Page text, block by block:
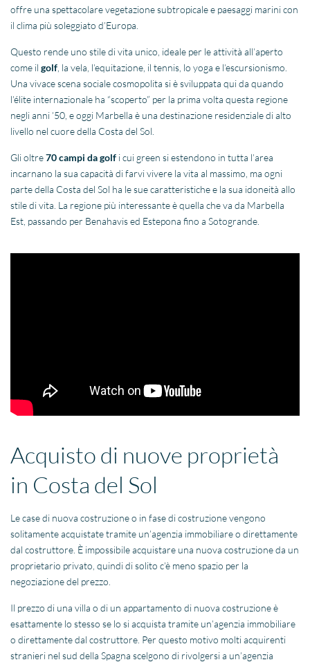
offre una spettacolare vegetazione subtropicale e paesaggi marini con
il clima più soleggiato d’Europa.
Questo rende uno stile di vita unico, ideale per le attività all’aperto
come ilgolf , la vela, l’equitazione, il tennis, lo yoga e l’escursionismo.
Una vivace scena sociale cosmopolita si è sviluppata qui da quando
l’élite internazionale ha “scoperto” per la prima volta questa regione
negli anni ’50, e oggi Marbella è una destinazione residenziale di alto
livello nel cuore della Costa del Sol.
Gli oltre70 campi da golf i cui green si estendono in tutta l’area
incarnano la sua capacità di farvi vivere la vita al massimo, ma ogni
parte della Costa del Sol ha le sue caratteristiche e la sua idoneità allo
stile di vita. La regione più interessante è quella che va da Marbella
Est, passando per Benahavis ed Estepona fino a Sotogrande.
Acquisto di nuove proprietà
in Costa del Sol
Le case di nuova costruzione o in fase di costruzione vengono
solitamente acquistate tramite un’agenzia immobiliare o direttamente
dal costruttore. È impossibile acquistare una nuova costruzione da un
proprietario privato, quindi di solito c’è meno spazio per la
negoziazione del prezzo.
Il prezzo di una villa o di un appartamento di nuova costruzione è
esattamente lo stesso se lo si acquista tramite un’agenzia immobiliare
o direttamente dal costruttore. Per questo motivo molti acquirenti
stranieri nel sud della Spagna scelgono di rivolgersi a un’agenzia